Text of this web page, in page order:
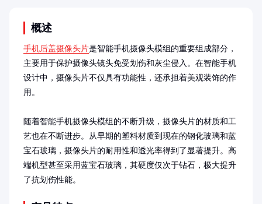
概述
手机后盖摄像头片是智能手机摄像头模组的重要组成部分，
主要用于保护摄像头镜头免受划伤和灰尘侵入。在智能手机
设计中，摄像头片不仅具有功能性，还承担着美观装饰的作
用。
随着智能手机摄像头模组的不断升级，摄像头片的材质和工
艺也在不断进步。从早期的塑料材质到现在的钢化玻璃和蓝
宝石玻璃，摄像头片的耐用性和透光率得到了显著提升。高
端机型甚至采用蓝宝石玻璃，其硬度仅次于钻石，极大提升
了抗划伤性能。